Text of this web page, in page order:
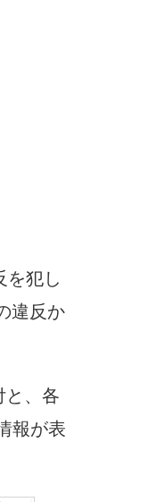
を犯し
違反か
と、各
報が表